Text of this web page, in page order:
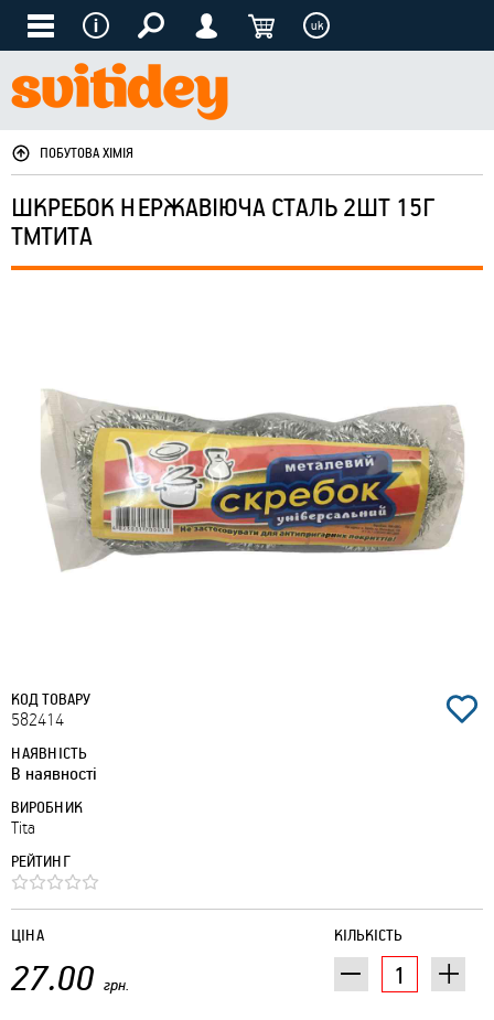
uk
ПОБУТОВА ХІМІЯ
ШКРЕБОК НЕРЖАВІЮЧА СТАЛЬ 2ШТ 15Г
ТМТИТА
КОД ТОВАРУ
582414
НАЯВНІСТЬ
В наявності
ВИРОБНИК
Tita
РЕЙТИНГ
КІЛЬКІСТЬ
ЦІНА
27.00 грн.